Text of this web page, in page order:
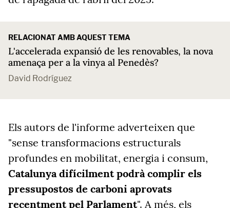
RELACIONAT AMB AQUEST TEMA
L'accelerada expansió de les renovables, la nova
amenaça per a la vinya al Penedès?
David Rodríguez
Els autors de l'informe adverteixen que
"sense transformacions estructurals
profundes en mobilitat, energia i consum,
Catalunya difícilment podrà complir els
pressupostos de carboni aprovats
recentment pel Parlament". A més, els